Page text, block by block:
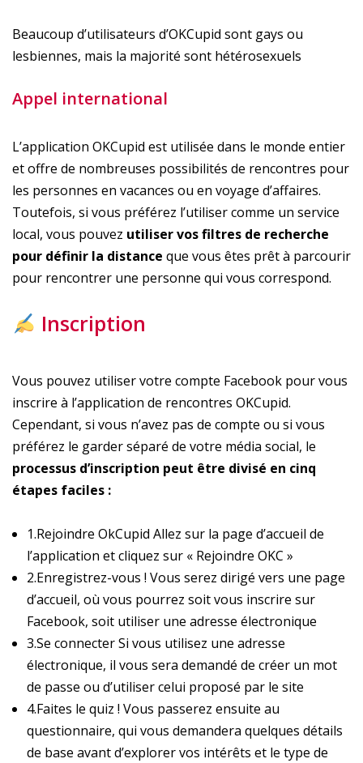
Beaucoup d’utilisateurs d’OKCupid sont gays ou
lesbiennes, mais la majorité sont hétérosexuels
Appel international
L’application OKCupid est utilisée dans le monde entier
et offre de nombreuses possibilités de rencontres pour
les personnes en vacances ou en voyage d’affaires.
Toutefois, si vous préférez l’utiliser comme un service
local, vous pouvez utiliser vosfiltres de recherche
pour définir la distance que vous êtes prêt à parcourir
pour rencontrer une personne qui vous correspond.
Inscription
Vous pouvez utiliser votre compte Facebook pour vous
inscrire à l’application de rencontres OKCupid.
Cependant, si vous n’avez pas de compte ou si vous
préférez le garder séparé de votre média social, le
processus d’inscription peut être divisé en cinq
étapes faciles :
1.Rejoindre OkCupid Allez sur la page d’accueil de
l’application et cliquez sur « Rejoindre OKC »
2.Enregistrez-vous ! Vous serez dirigé vers une page
d’accueil, où vous pourrez soit vous inscrire sur
Facebook, soit utiliser une adresse électronique
3.Se connecter Si vous utilisez une adresse
électronique, il vous sera demandé de créer un mot
de passe ou d’utiliser celui proposé par le site
4.Faites le quiz ! Vous passerez ensuite au
questionnaire, qui vous demandera quelques détails
de base avant d’explorer vos intérêts et le type de